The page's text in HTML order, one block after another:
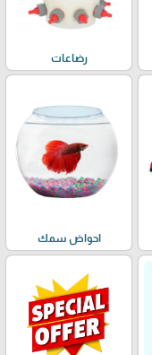
رضاعات
احواض سمك